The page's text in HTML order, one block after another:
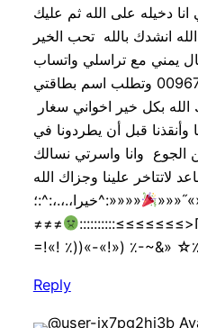
دخيله على الله ثم عليك
انشدك بالله تحب الخير
ولو ب 500 ريال يمني مع تراسلي واتساب
على هذا الرقم 00967712607481 وتطلب اسم بطاقتي
بكل خير اخواني سغار
قبل أن يطردونا في
الجوع وانا واسرتي نسالك
لاتتاخر علينا وجزاك الله
خيرا،.،.،:^:؛^:»»»»
≠≠≠
Reply